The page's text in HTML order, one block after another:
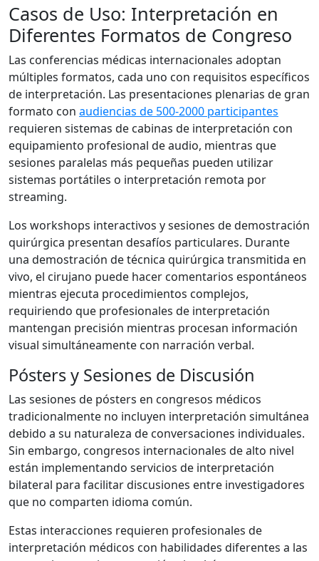
Casos de Uso: Interpretación en
Diferentes Formatos de Congreso
Las conferencias médicas internacionales adoptan
múltiples formatos, cada uno con requisitos específicos
de interpretación. Las presentaciones plenarias de gran
formato con audiencias de 500-2000 participantes
requieren sistemas de cabinas de interpretación con
equipamiento profesional de audio, mientras que
sesiones paralelas más pequeñas pueden utilizar
sistemas portátiles o interpretación remota por
streaming.
Los workshops interactivos y sesiones de demostración
quirúrgica presentan desafíos particulares. Durante
una demostración de técnica quirúrgica transmitida en
vivo, el cirujano puede hacer comentarios espontáneos
mientras ejecuta procedimientos complejos,
requiriendo que profesionales de interpretación
mantengan precisión mientras procesan información
visual simultáneamente con narración verbal.
Pósters y Sesiones de Discusión
Las sesiones de pósters en congresos médicos
tradicionalmente no incluyen interpretación simultánea
debido a su naturaleza de conversaciones individuales.
Sin embargo, congresos internacionales de alto nivel
están implementando servicios de interpretación
bilateral para facilitar discusiones entre investigadores
que no comparten idioma común.
Estas interacciones requieren profesionales de
interpretación médicos con habilidades diferentes a las